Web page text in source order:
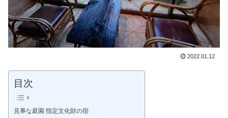
2022.01.12
目次
見事な庭園 指定文化財の宿